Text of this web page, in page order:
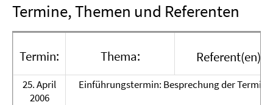
Termine, Themen und Referenten
Termin: Thema: Referent(en):
25. April
2006
Einführungstermin: Besprechung der Termine